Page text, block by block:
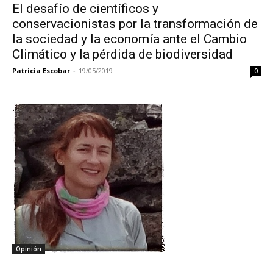
El desafío de científicos y
conservacionistas por la transformación de
la sociedad y la economía ante el Cambio
Climático y la pérdida de biodiversidad
Patricia Escobar - 19/05/2019 0
Opinión